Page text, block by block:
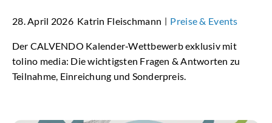
28. April 2026 Katrin Fleischmann | Preise & Events
Der CALVENDO Kalender‑Wettbewerb exklusiv mit
tolino media: Die wichtigsten Fragen & Antworten zu
Teilnahme, Einreichung und Sonderpreis.